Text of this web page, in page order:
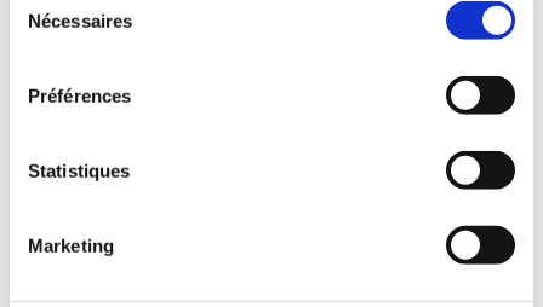
Nécessaires
Préférences
Statistiques
Marketing
et fromage de Clover Leaf
VOIR LA RECETTE